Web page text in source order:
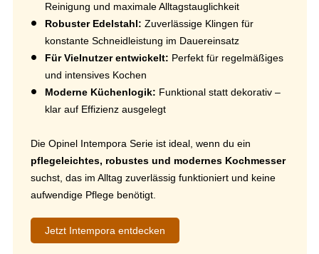
Reinigung und maximale Alltagstauglichkeit
Robuster Edelstahl: Zuverlässige Klingen für
konstante Schneidleistung im Dauereinsatz
Für Vielnutzer entwickelt: Perfekt für regelmäßiges
und intensives Kochen
Moderne Küchenlogik: Funktional statt dekorativ –
klar auf Effizienz ausgelegt
Die Opinel Intempora Serie ist ideal, wenn du ein
pflegeleichtes, robustes und modernes Kochmesser
suchst, das im Alltag zuverlässig funktioniert und keine
aufwendige Pflege benötigt.
Jetzt Intempora entdecken